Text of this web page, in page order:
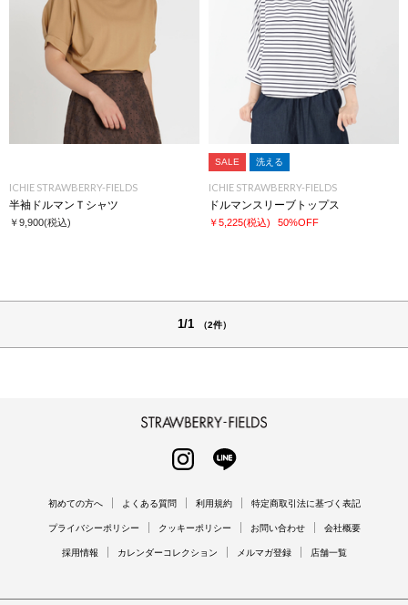
ICHIE STRAWBERRY-FIELDS
半袖ドルマンＴシャツ
￥9,900(税込)
SALE 洗える
ICHIE STRAWBERRY-FIELDS
ドルマンスリーブトップス
￥5,225(税込) 50%OFF
1/1 （2件）
INSTAGRAM
初めての方へ よくある質問 利用規約 特定商取引法に基づく表記
プライバシーポリシー クッキーポリシー お問い合わせ 会社概要
採用情報 カレンダーコレクション メルマガ登録 店舗一覧